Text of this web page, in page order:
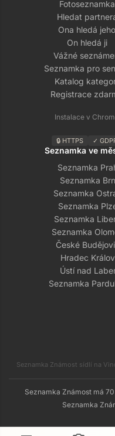
Fotoseznamka
Hledat
Ona hledá jeho
On hledá ji
Vážné
Seznamka pro
Katalog
Registrace
Instalace v
🔒 HTTPS ✓
Seznamka ve
Seznamka
Seznamka
Seznamka
Seznamka
Seznamka
Seznamka
České
Hradec
Ústí nad
Seznamka
Seznamka Známost sídlí na
Seznamka Známost má
Seznamka